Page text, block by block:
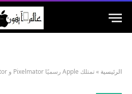
الرئيسية »تمتلك Apple رسميًا Pixelmator و Photomator